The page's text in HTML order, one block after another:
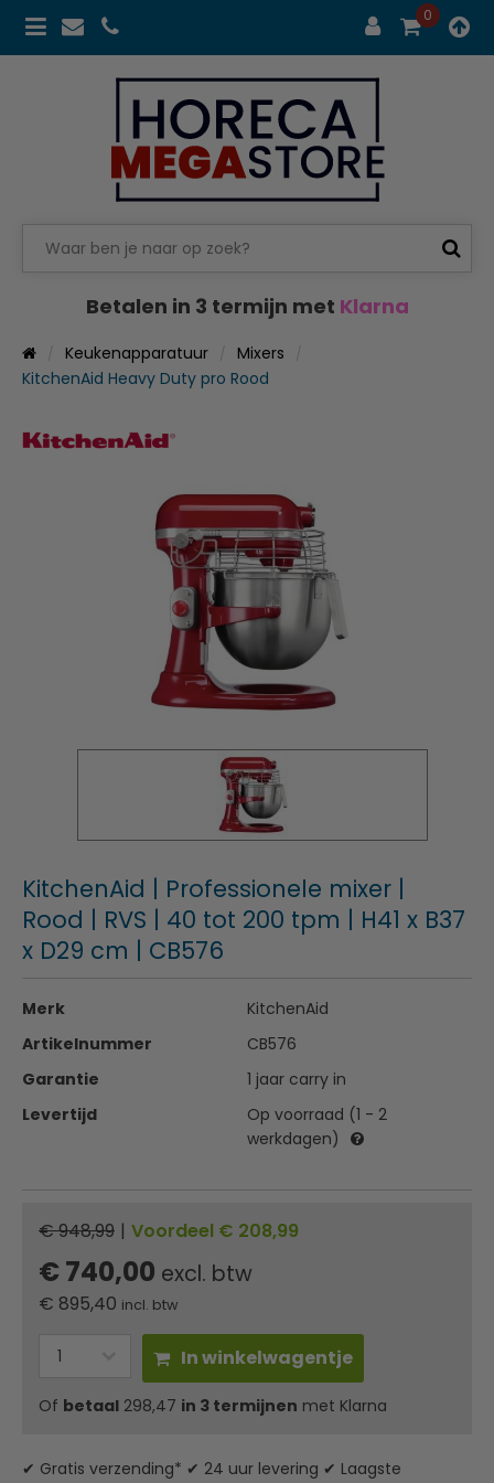
0
Betalen in 3 termijn met Klarna
Keukenapparatuur
Mixers
KitchenAid Heavy Duty pro Rood
KitchenAid | Professionele mixer |
Rood | RVS | 40 tot 200 tpm | H41 x B37
x D29 cm | CB576
Merk
KitchenAid
Artikelnummer
CB576
Garantie
1 jaar carry in
Levertijd
Op voorraad (1 - 2
werkdagen)
€ 948,99 | Voordeel € 208,99
€ 740,00 excl. btw
€ 895,40 incl. btw
In winkelwagentje
Of betaal 298,47 in 3 termijnen met Klarna
✔ Gratis verzending* ✔ 24 uur levering ✔ Laagste